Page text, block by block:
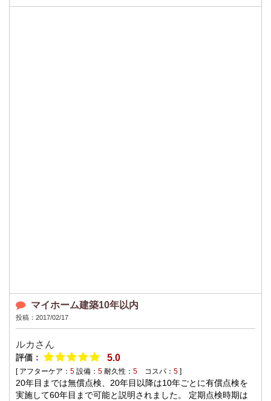
マイホーム建築10年以内
投稿：2017/02/17
ルカ さん
評価： 5.0
[ アフターケア： 5 設備： 5 耐久性： 5 コスパ： 5 ]
20年目までは無償点検、20年目以降は10年ごとに有償点検を
実施して60年目まで可能と説明されました。 定期点検時期は